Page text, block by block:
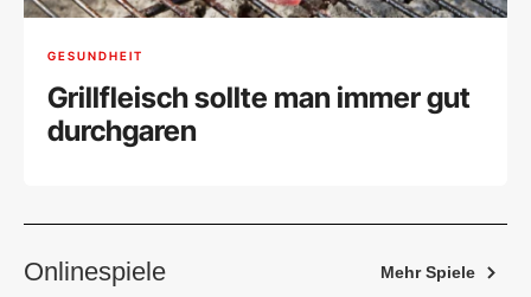
GESUNDHEIT
Grillfleisch sollte man immer gut
durchgaren
Onlinespiele Mehr Spiele